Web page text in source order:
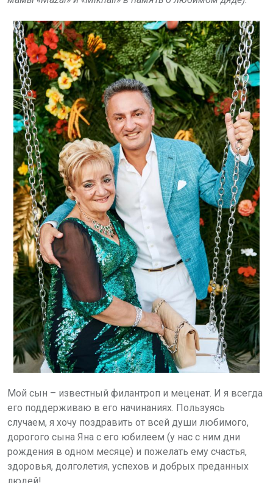
Мой сын – известный филантроп и меценат. И я всегда
его поддерживаю в его начинаниях. Пользуясь
случаем, я хочу поздравить от всей души любимого,
дорогого сына Яна с его юбилеем (у нас с ним дни
рождения в одном месяце) и пожелать ему счастья,
здоровья, долголетия, успехов и добрых преданных